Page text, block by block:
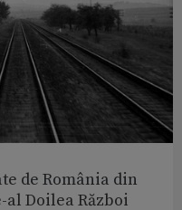
de România din
Doilea Război